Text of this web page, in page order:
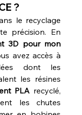
?
le recyclage
précision. En
3D pour mon
avez accès à
dont les
les résines
PLA recyclé,
les chutes